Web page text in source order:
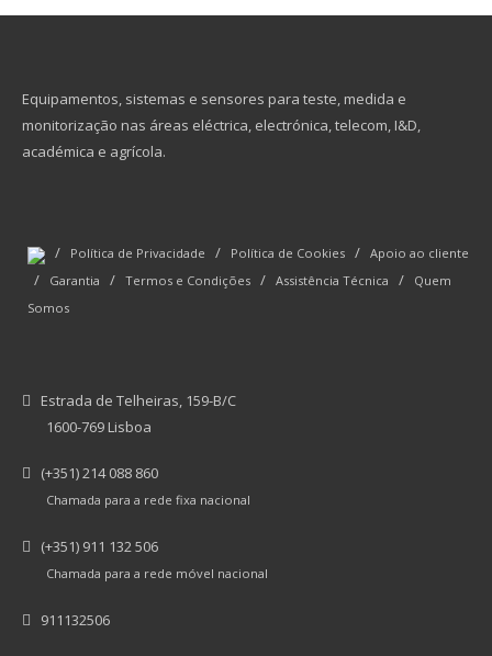
Equipamentos, sistemas e sensores para teste, medida e
monitorização nas áreas eléctrica, electrónica, telecom, I&D,
académica e agrícola.
/ Política de Privacidade / Política de Cookies / Apoio ao cliente
/ Garantia / Termos e Condições / Assistência Técnica /
Quem
Somos
Estrada de Telheiras, 159-B/C
1600-769 Lisboa
(+351) 214 088 860
Chamada para a rede fixa nacional
(+351) 911 132 506
Chamada para a rede móvel nacional
911132506